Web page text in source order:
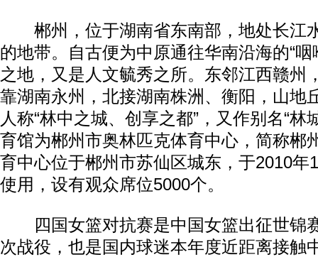
郴州，位于湖南省东南部，地处长江
的地带。自古便为中原通往华南沿海的“咽
之地，又是人文毓秀之所。东邻江西赣州
靠湖南永州，北接湖南株洲、衡阳，山地
人称“林中之城、创享之都”，又作别名“林
育馆为郴州市奥林匹克体育中心，简称郴
育中心位于郴州市苏仙区城东，于2010年
使用，设有观众席位5000个。
四国女篮对抗赛是中国女篮出征世锦
次战役，也是国内球迷本年度近距离接触